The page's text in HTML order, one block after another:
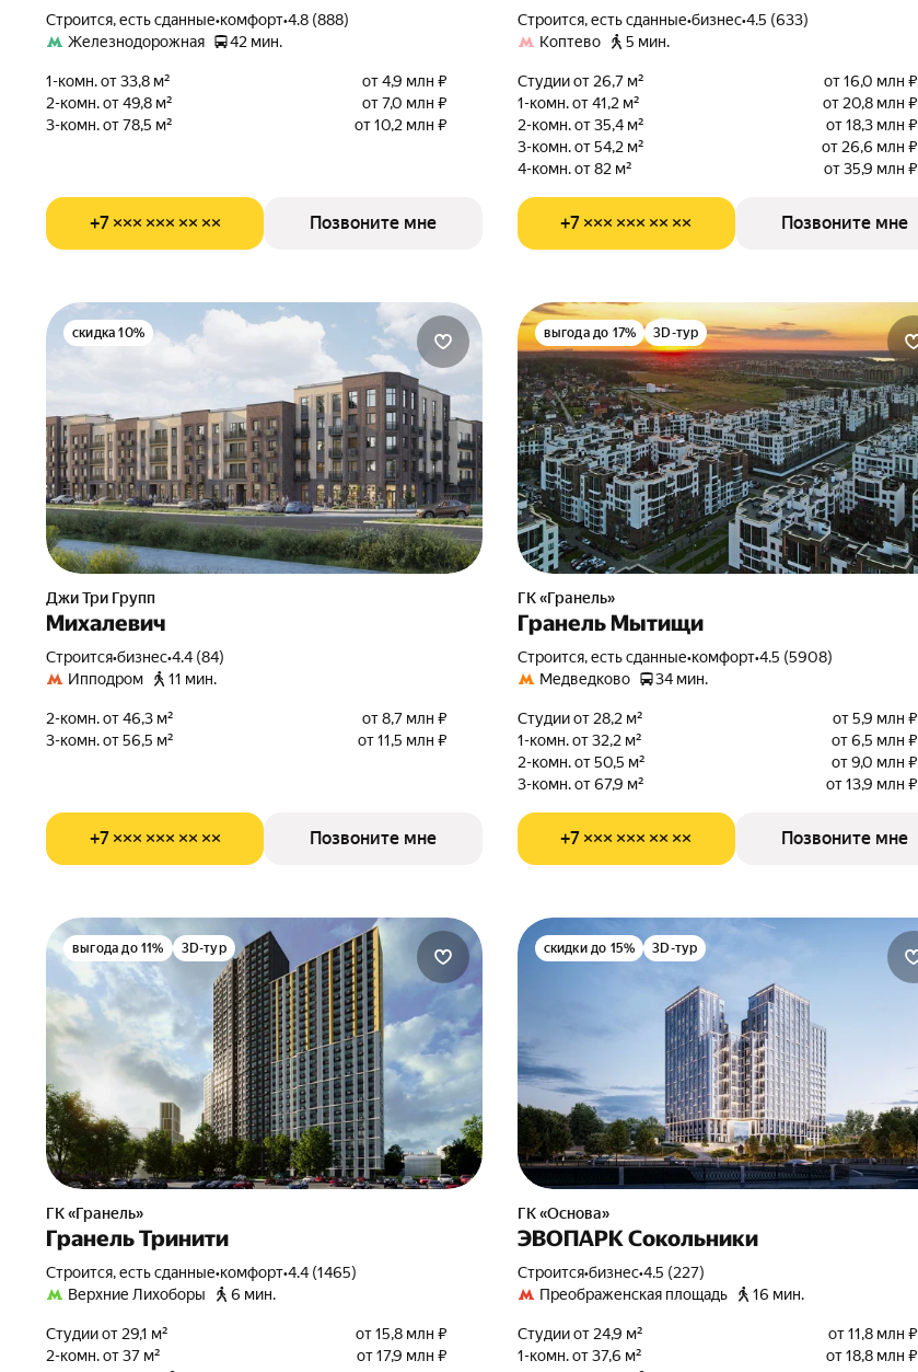
Строится, есть сданные•комфорт•4.8 (888)
Железнодорожная
42 мин.
1-комн. от 33,8 м²
от 4,9 млн ₽
2-комн. от 49,8 м²
от 7,0 млн ₽
3-комн. от 78,5 м²
от 10,2 млн ₽
+7 ××× ××× ×× ×× Позвоните мне
Строится, есть сданные•бизнес•4.5 (633)
Коптево
5 мин.
Студии от 26,7 м²
от 16,0 млн ₽
1-комн. от 41,2 м²
от 20,8 млн ₽
2-комн. от 35,4 м²
от 18,3 млн ₽
3-комн. от 54,2 м²
от 26,6 млн ₽
4-комн. от 82 м²
от 35,9 млн ₽
+7 ××× ××× ×× ×× Позвоните мне
скидка 10%
Джи Три Групп
Михалевич
Строится•бизнес•4.4 (84)
Ипподром
11 мин.
2-комн. от 46,3 м²
от 8,7 млн ₽
3-комн. от 56,5 м²
от 11,5 млн ₽
+7 ××× ××× ×× ×× Позвоните мне
выгода до 17% 3D-тур
ГК «Гранель»
Гранель Мытищи
Строится, есть сданные•комфорт•4.5 (5908)
Медведково
34 мин.
Студии от 28,2 м²
от 5,9 млн ₽
1-комн. от 32,2 м²
от 6,5 млн ₽
2-комн. от 50,5 м²
от 9,0 млн ₽
3-комн. от 67,9 м²
от 13,9 млн ₽
+7 ××× ××× ×× ×× Позвоните мне
выгода до 11% 3D-тур
ГК «Гранель»
Гранель Тринити
Строится, есть сданные•комфорт•4.4 (1465)
Верхние Лихоборы
6 мин.
Студии от 29,1 м²
от 15,8 млн ₽
2-комн. от 37 м²
от 17,9 млн ₽
скидки до 15% 3D-тур
ГК «Основа»
ЭВОПАРК Сокольники
Строится•бизнес•4.5 (227)
Преображенская площадь
16 мин.
Студии от 24,9 м²
от 11,8 млн ₽
1-комн. от 37,6 м²
от 18,8 млн ₽